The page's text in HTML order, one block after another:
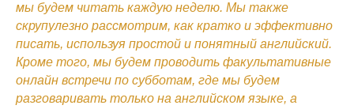
мы будем читать каждую неделю. Мы также
скрупулезно рассмотрим, как кратко и эффективно
писать, используя простой и понятный английский.
Кроме того, мы будем проводить факультативные
онлайн встречи по субботам, где мы будем
разговаривать только на английском языке, а